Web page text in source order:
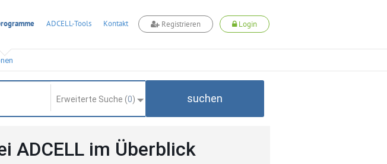
ADCELL-Tools Kontakt Registrieren Login
Erweiterte Suche (0) suchen
ADCELL im Überblick